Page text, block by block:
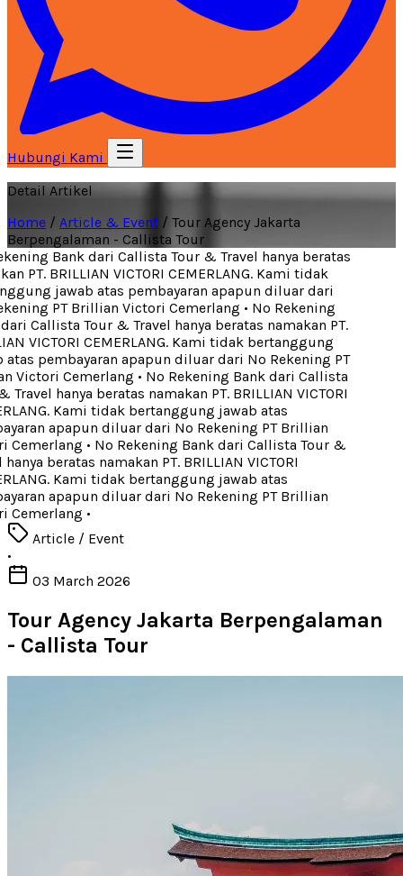
Hubungi Kami
Detail Artikel
Home / Article & Event / Tour Agency Jakarta
Berpengalaman - Callista Tour
Bank dari Callista Tour & Travel hanya beratas
PT. BRILLIAN VICTORI CEMERLANG. Kami tidak
jawab atas pembayaran apapun diluar dari
PT Brillian Victori Cemerlang• No Rekening
Callista Tour & Travel hanya beratas namakan PT.
VICTORI CEMERLANG. Kami tidak bertanggung
pembayaran apapun diluar dari No Rekening PT
Victori Cemerlang• No Rekening Bank dari Callista
hanya beratas namakan PT. BRILLIAN VICTORI
Kami tidak bertanggung jawab atas
apapun diluar dari No Rekening PT Brillian
Cemerlang• No Rekening Bank dari Callista Tour &
beratas namakan PT. BRILLIAN VICTORI
Kami tidak bertanggung jawab atas
apapun diluar dari No Rekening PT Brillian
Cemerlang•
Article / Event
•
03 March 2026
Tour Agency Jakarta Berpengalaman
- Callista Tour